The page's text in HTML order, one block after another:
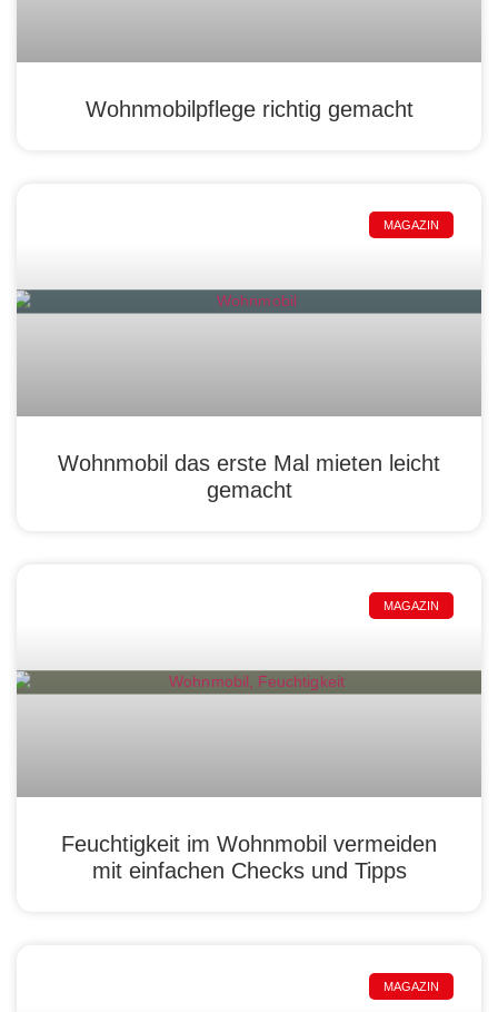
Wohnmobilpflege richtig gemacht
MAGAZIN
Wohnmobil das erste Mal mieten leicht
gemacht
MAGAZIN
Feuchtigkeit im Wohnmobil vermeiden
mit einfachen Checks und Tipps
MAGAZIN